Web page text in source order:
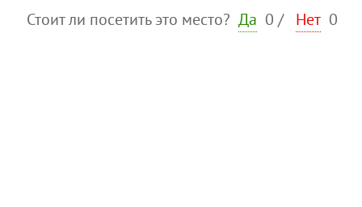
Стоит ли посетить это место? Да 0 / Нет 0